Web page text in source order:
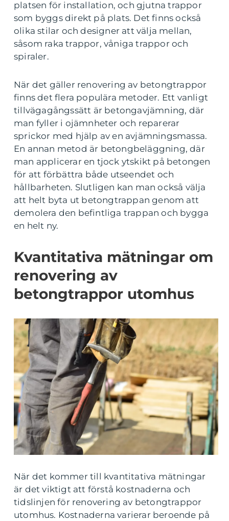
platsen för installation, och gjutna trappor
som byggs direkt på plats. Det finns också
olika stilar och designer att välja mellan,
såsom raka trappor, våniga trappor och
spiraler.
När det gäller renovering av betongtrappor
finns det flera populära metoder. Ett vanligt
tillvägagångssätt är betongavjämning, där
man fyller i ojämnheter och reparerar
sprickor med hjälp av en avjämningsmassa.
En annan metod är betongbeläggning, där
man applicerar en tjock ytskikt på betongen
för att förbättra både utseendet och
hållbarheten. Slutligen kan man också välja
att helt byta ut betongtrappan genom att
demolera den befintliga trappan och bygga
en helt ny.
Kvantitativa mätningar om
renovering av
betongtrappor utomhus
När det kommer till kvantitativa mätningar
är det viktigt att förstå kostnaderna och
tidslinjen för renovering av betongtrappor
utomhus. Kostnaderna varierar beroende på